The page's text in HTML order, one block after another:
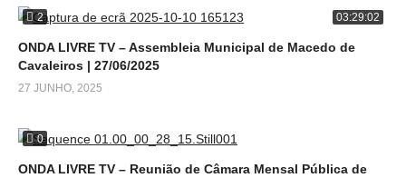
2 03:29:02
ONDA LIVRE TV – Assembleia Municipal de Macedo de
Cavaleiros | 27/06/2025
27 JUNHO, 2025
0
ONDA LIVRE TV – Reunião de Câmara Mensal Pública de